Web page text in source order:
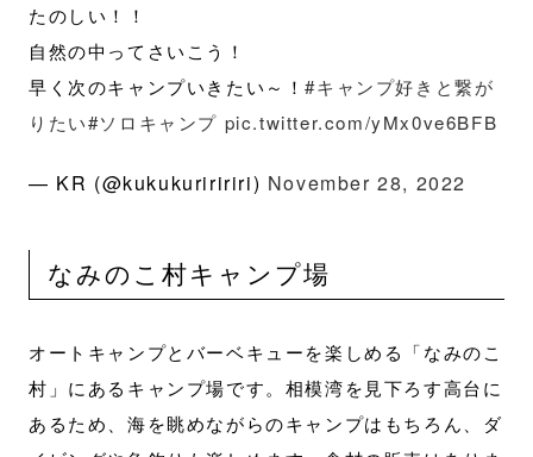
たのしい！！
自然の中ってさいこう！
早く次のキャンプいきたい～！#キャンプ好きと繋が
りたい#ソロキャンプ pic.twitter.com/yMx0ve6BFB
— KR (@kukukuriririri) November 28, 2022
なみのこ村キャンプ場
オートキャンプとバーベキューを楽しめる「なみのこ
村」にあるキャンプ場です。相模湾を見下ろす高台に
あるため、海を眺めながらのキャンプはもちろん、ダ